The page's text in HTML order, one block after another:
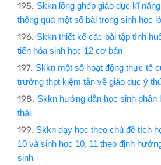
Skkn lồng ghép giáo dục kĩ
thông qua một số bài trong sinh học
Skkn thiết kế các bài tập tình
tiến hóa sinh học 12 cơ bản
Skkn một số hoạt động thực tế
trường thpt kiệm tân về giáo dục ý
Skkn hướng dẫn học sinh phân
thải
Skkn dạy học theo chủ đề tích
10 và sinh học 10, 11 theo định
sinh